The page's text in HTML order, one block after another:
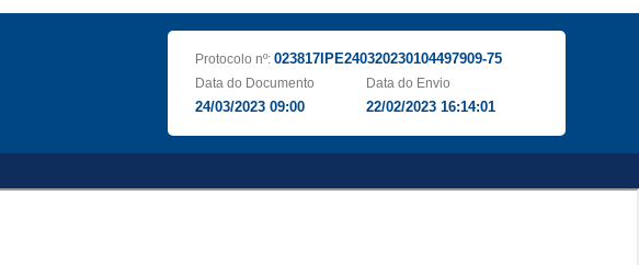
Protocolo nº: 023817IPE240320230104497909-75
Data do Documento
24/03/2023 09:00
Data do Envio
22/02/2023 16:14:01